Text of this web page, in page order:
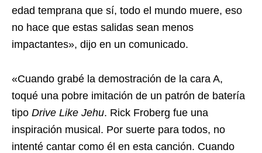
edad temprana que sí, todo el mundo muere, eso
no hace que estas salidas sean menos
impactantes», dijo en un comunicado.
«Cuando grabé la demostración de la cara A,
toqué una pobre imitación de un patrón de batería
tipo Drive Like Jehu. Rick Froberg fue una
inspiración musical. Por suerte para todos, no
intenté cantar como él en esta canción. Cuando